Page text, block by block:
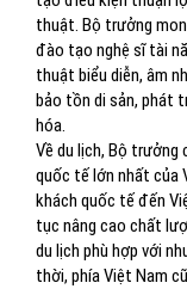
thuật. Bộ trưởng
đào tạo nghệ sĩ tài
thuật biểu diễn, âm
bảo tồn di sản, phát
hóa.
Về du lịch, Bộ trưởng
quốc tế lớn nhất của
khách quốc tế đến
tục nâng cao chất
du lịch phù hợp với
thời, phía Việt Nam